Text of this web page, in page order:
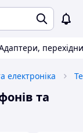
електроніка
та